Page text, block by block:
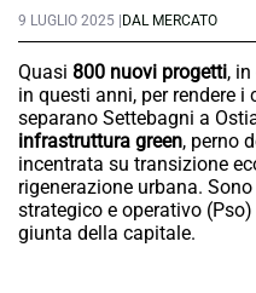
9 LUGLIO 2025 | DAL MERCATO
Quasi 800 nuovi progetti,
in questi anni, per rendere i
separano Settebagni a
infrastruttura green, perno
incentrata su transizione
rigenerazione urbana.
strategico e operativo
giunta della capitale.